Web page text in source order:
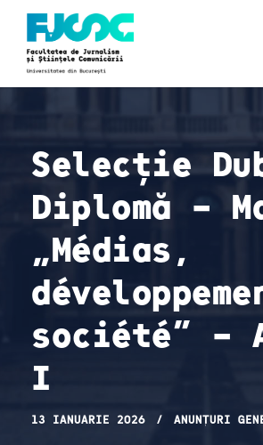
Selecție
Diplomă –
„Médias,
société” –
I
13 IANUARIE 2026 ANUNȚURI